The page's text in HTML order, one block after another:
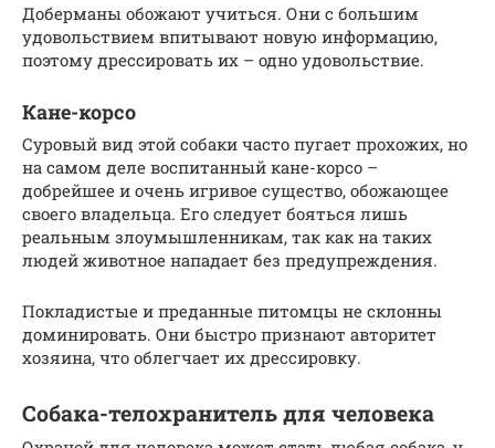
Доберманы обожают учиться. Они с большим
удовольствием впитывают новую информацию,
поэтому дрессировать их – одно удовольствие.
Кане-корсо
Суровый вид этой собаки часто пугает прохожих, но
на самом деле воспитанный кане-корсо –
добрейшее и очень игривое существо, обожающее
своего владельца. Его следует бояться лишь
реальным злоумышленникам, так как на таких
людей животное нападает без предупреждения.
Покладистые и преданные питомцы не склонны
доминировать. Они быстро признают авторитет
хозяина, что облегчает их дрессировку.
Собака-телохранитель для человека